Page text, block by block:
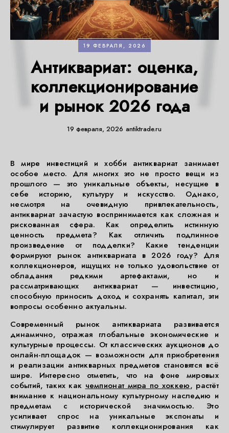
19 ФЕВРАЛЯ, 2026
Антиквариат: оценка,
коллекционирование
и рынок 2026 года
19 февраля, 2026 antiktrade.ru
В мире инвестиций и хобби антиквариат занимает
особое место. Для многих это не просто вещи из
прошлого — это уникальные объекты, несущие в
себе историю, культуру и искусство. Однако,
несмотря на очевидную привлекательность,
антиквариат зачастую воспринимается как сложная и
рискованная сфера. Как определить истинную
ценность предмета? Как отличить подлинное
произведение от подделки? Какие тенденции
формируют рынок антиквариата в 2026 году? Для
коллекционеров, ищущих не только удовольствие от
обладания редкими артефактами, но и
рассматривающих антиквариат — инвестицию,
способную приносить доход и сохранять капитал, эти
вопросы особенно актуальны.
Современный рынок антиквариата развивается
динамично, отражая глобальные экономические и
культурные процессы. От классических аукционов до
онлайн-площадок — возможности для приобретения
и реализации антикварных предметов становятся всё
шире. Интересно отметить, что на фоне мировых
событий, таких как чемпионат мира по хоккею, растёт
внимание к национальному культурному наследию и
предметам с исторической значимостью. Это
усиливает спрос на уникальные экспонаты и
стимулирует развитие коллекционирования как